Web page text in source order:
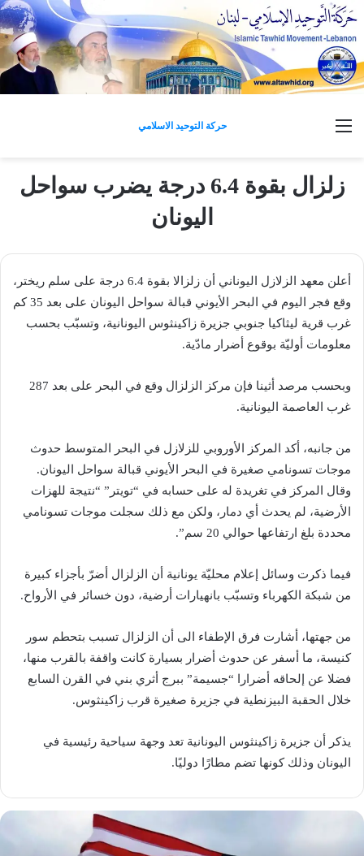
حركة التوحيد الاسلامي
زلزال بقوة 6.4 درجة يضرب سواحل
اليونان
أعلن معهد الزلازل اليوناني أن زلزالا بقوة 6.4 درجة على سلم ريختر،
وقع فجر اليوم في البحر الأيوني قبالة سواحل اليونان على بعد 35 كم
غرب قرية ليثاكيا جنوبي جزيرة زاكينثوس اليونانية، وتسبّب بحسب
معلومات أوليّة بوقوع أضرار مادّية.
وبحسب مرصد أثينا فإن مركز الزلزال وقع في البحر على بعد 287
غرب العاصمة اليونانية.
من جانبه، أكد المركز الأوروبي للزلازل في البحر المتوسط حدوث
موجات تسونامي صغيرة في البحر الأيوني قبالة سواحل اليونان.
وقال المركز في تغريدة له على حسابه في “تويتر” “نتيجة للهزات
الأرضية، لم يحدث أي دمار، ولكن مع ذلك سجلت موجات تسونامي
محددة بلغ ارتفاعها حوالي 20 سم”.
فيما ذكرت وسائل إعلام محليّة يونانية أن الزلزال أضرّ بأجزاء كبيرة
من شبكة الكهرباء وتسبّب بانهيارات أرضية، دون خسائر في الأرواح.
من جهتها، أشارت فرق الإطفاء الى أن الزلزال تسبب بتحطم سور
كنيسة، ما أسفر عن حدوث أضرار بسيارة كانت واقفة بالقرب منها،
فضلا عن إلحاقه أضرارا “جسيمة” ببرج أثري بني في القرن السابع
خلال الحقبة البيزنطية في جزيرة صغيرة قرب زاكينثوس.
يذكر أن جزيرة زاكينثوس اليونانية تعد وجهة سياحية رئيسية في
اليونان وذلك كونها تضم مطارًا دوليًا.